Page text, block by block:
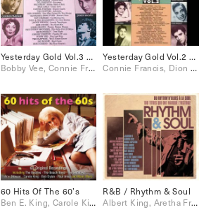
Yesterday Gold Vol.3 – 24 Golden Oldies
Bobby Vee, Connie Francis, Dion & The Belmonts, Elvis Presley, Jackie Wilson, James Brown, Jerry Lee Lewis, Johnny Preston, Neil Sedaka, Paul Anka, Ray Charles, Sam Cooke, The Drifters, The Everly Brothers, The Platters
Yesterday Gold Vol.2 – 24 Golden Oldies
Connie Francis, Dion & The Belmonts, Eddie Cochran, Elvis Presley, Gene Vincent, Jackie Wilson, Paul Anka, The Drifters, The Everly Brothers, The Platters
60 Hits Of The 60’s
Ben E. King, Carole King, Dion, Johnny Preston, Ray Charles, Ricky Nelson, Roy Orbison, Sam Cooke, The Beatles, The Everly Brothers, The Four Seasons, The Shirelles
R&B / Rhythm & Soul
Albert King, Aretha Franklin, Dusty Springfield, James Brown, Nina Simone, Otis Redding, Sly & The Family Stone, Stevie Wonder, The Miracles, The O'Jays, The Stylistics, The Temptations